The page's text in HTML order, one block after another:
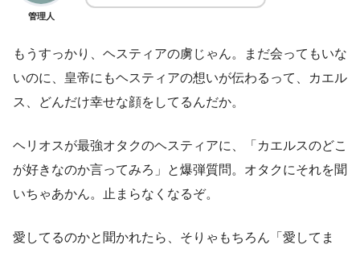
管理人
もうすっかり、ヘスティアの虜じゃん。まだ会ってもいな
いのに、皇帝にもヘスティアの想いが伝わるって、カエル
ス、どんだけ幸せな顔をしてるんだか。
ヘリオスが最強オタクのヘスティアに、「カエルスのどこ
が好きなのか言ってみろ」と爆弾質問。オタクにそれを聞
いちゃあかん。止まらなくなるぞ。
愛してるのかと聞かれたら、そりゃもちろん「愛してま